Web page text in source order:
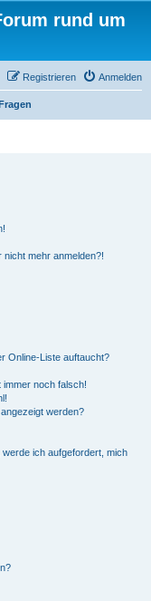
rund um
Anmelden
Registrieren
mehr anmelden?!
Online-Liste auftaucht?
immer noch falsch!
werden?
ich aufgefordert, mich